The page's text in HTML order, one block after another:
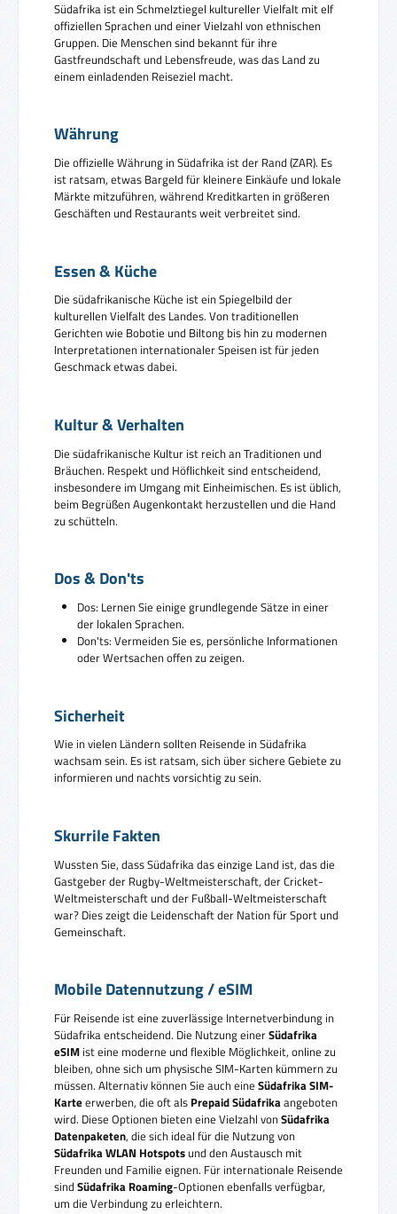
Südafrika ist ein Schmelztiegel kultureller Vielfalt mit elf
offiziellen Sprachen und einer Vielzahl von ethnischen
Gruppen. Die Menschen sind bekannt für ihre
Gastfreundschaft und Lebensfreude, was das Land zu
einem einladenden Reiseziel macht.
Währung
Die offizielle Währung in Südafrika ist der Rand (ZAR). Es
ist ratsam, etwas Bargeld für kleinere Einkäufe und lokale
Märkte mitzuführen, während Kreditkarten in größeren
Geschäften und Restaurants weit verbreitet sind.
Essen & Küche
Die südafrikanische Küche ist ein Spiegelbild der
kulturellen Vielfalt des Landes. Von traditionellen
Gerichten wie Bobotie und Biltong bis hin zu modernen
Interpretationen internationaler Speisen ist für jeden
Geschmack etwas dabei.
Kultur & Verhalten
Die südafrikanische Kultur ist reich an Traditionen und
Bräuchen. Respekt und Höflichkeit sind entscheidend,
insbesondere im Umgang mit Einheimischen. Es ist üblich,
beim Begrüßen Augenkontakt herzustellen und die Hand
zu schütteln.
Dos & Don'ts
Dos: Lernen Sie einige grundlegende Sätze in einer
der lokalen Sprachen.
Don'ts: Vermeiden Sie es, persönliche Informationen
oder Wertsachen offen zu zeigen.
Sicherheit
Wie in vielen Ländern sollten Reisende in Südafrika
wachsam sein. Es ist ratsam, sich über sichere Gebiete zu
informieren und nachts vorsichtig zu sein.
Skurrile Fakten
Wussten Sie, dass Südafrika das einzige Land ist, das die
Gastgeber der Rugby-Weltmeisterschaft, der Cricket-
Weltmeisterschaft und der Fußball-Weltmeisterschaft
war? Dies zeigt die Leidenschaft der Nation für Sport und
Gemeinschaft.
Mobile Datennutzung / eSIM
Für Reisende ist eine zuverlässige Internetverbindung in
Südafrika entscheidend. Die Nutzung einerSüdafrika
eSIM ist eine moderne und flexible Möglichkeit, online zu
bleiben, ohne sich um physische SIM-Karten kümmern zu
müssen. Alternativ können Sie auch eine Südafrika SIM-
Karteerwerben, die oft als Prepaid Südafrikaangeboten
wird. Diese Optionen bieten eine Vielzahl vonSüdafrika
Datenpaketen, die sich ideal für die Nutzung von
Südafrika WLAN Hotspotsund den Austausch mit
Freunden und Familie eignen. Für internationale Reisende
sind Südafrika Roaming-Optionen ebenfalls verfügbar,
um die Verbindung zu erleichtern.